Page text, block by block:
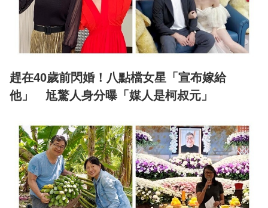
趕在40歲前閃婚！八點檔女星「宣布嫁給
他」 尪驚人身分曝「媒人是柯叔元」